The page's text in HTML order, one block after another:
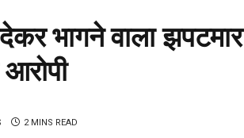
भागने वाला झपटमार
आरोपी
2 MINS READ